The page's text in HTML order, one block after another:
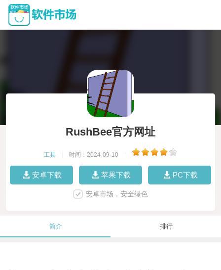
RushBee官方网址
工具 时间：2024-09-10
安卓下载 苹果下载 PC下载
安卓市场，安全绿色
简介 排行